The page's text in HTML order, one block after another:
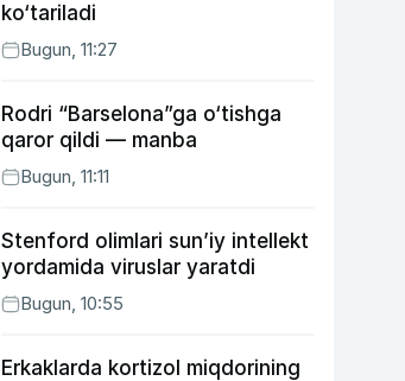
ko‘tariladi
Bugun, 11:27
Rodri “Barselona”ga o‘tishga
qaror qildi — manba
Bugun, 11:11
Stenford olimlari sun’iy intellekt
yordamida viruslar yaratdi
Bugun, 10:55
Erkaklarda kortizol miqdorining